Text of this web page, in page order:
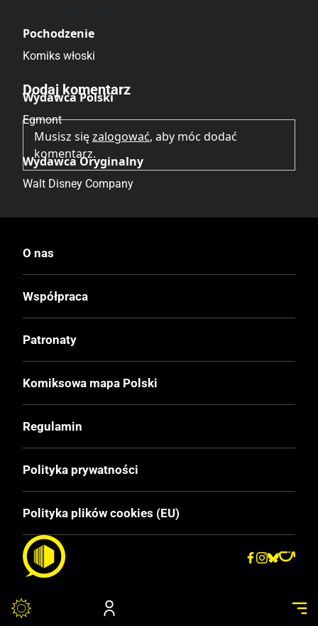
Pochodzenie
Komiks włoski
Wydawca Polski
Egmont
Wydawca Oryginalny
Walt Disney Company
31.05.2023
Wydanie
I
Kolor
Oprawa
215 x 290 mm
Liczba Stron
64
Cena Okładkowa
Brak opinii.
Dodaj komentarz
Musisz sięzalogować, aby móc dodać
komentarz.
O nas
Współpraca
Patronaty
Komiksowa mapa Polski
Regulamin
Polityka prywatności
Polityka plików cookies (EU)